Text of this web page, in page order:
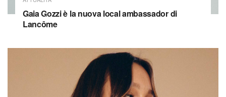
Gaia Gozzi è la nuova local ambassador di
Lancôme